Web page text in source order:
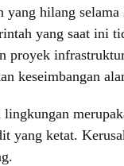
hilang
yang saat ini
proyek
keseimbangan
lingkungan
yang ketat.